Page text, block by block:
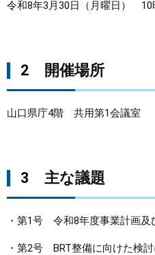
令和8年3月30日（月曜日） 10
2 開催場所
山口県庁4階 共用第1会議室
3 主な議題
・第1号 令和8年度事業計画及
・第2号 BRT整備に向けた検